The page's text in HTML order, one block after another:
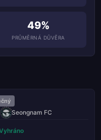
49%
PRŮMĚRNÁ DŮVĚRA
Seongnam FC